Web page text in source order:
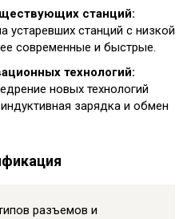
станций:
устаревших станций с низкой
современные и быстрые.
технологий:
новых технологий
зарядка и обмен
разъемов и